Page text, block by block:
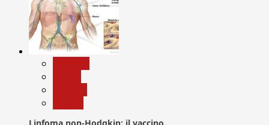
Linfoma non-Hodgkin: il vaccino.